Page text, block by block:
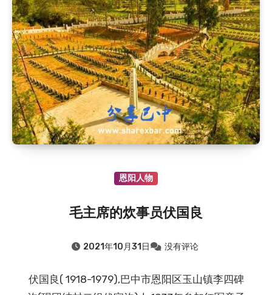
恩阳人物
毛主席的炊事员伏国良
2021年10月31日 没有评论
伏国良( 1918-1979),巴中市恩阳区玉山镇李四碑